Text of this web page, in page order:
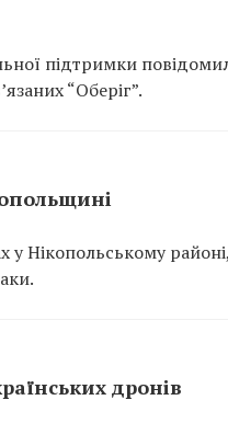
підтримки
“Оберіг”.
у Нікопольському
дронів